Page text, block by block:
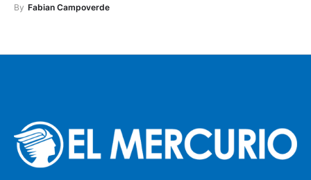
By Fabian Campoverde